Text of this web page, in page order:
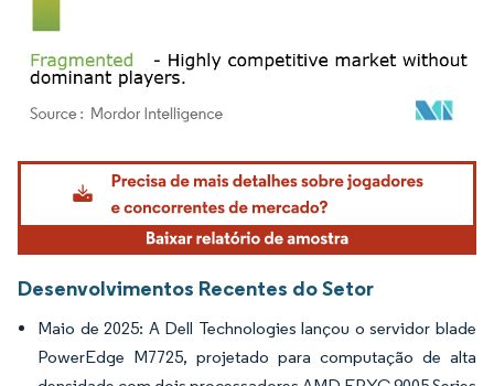
Imagem © Mordor Intelligence. O reuso requer atribuição conforme CC BY 4.0.
Desenvolvimentos Recentes do Setor
Maio de 2025: A Dell Technologies lançou o servidor blade
PowerEdge M7725, projetado para computação de alta